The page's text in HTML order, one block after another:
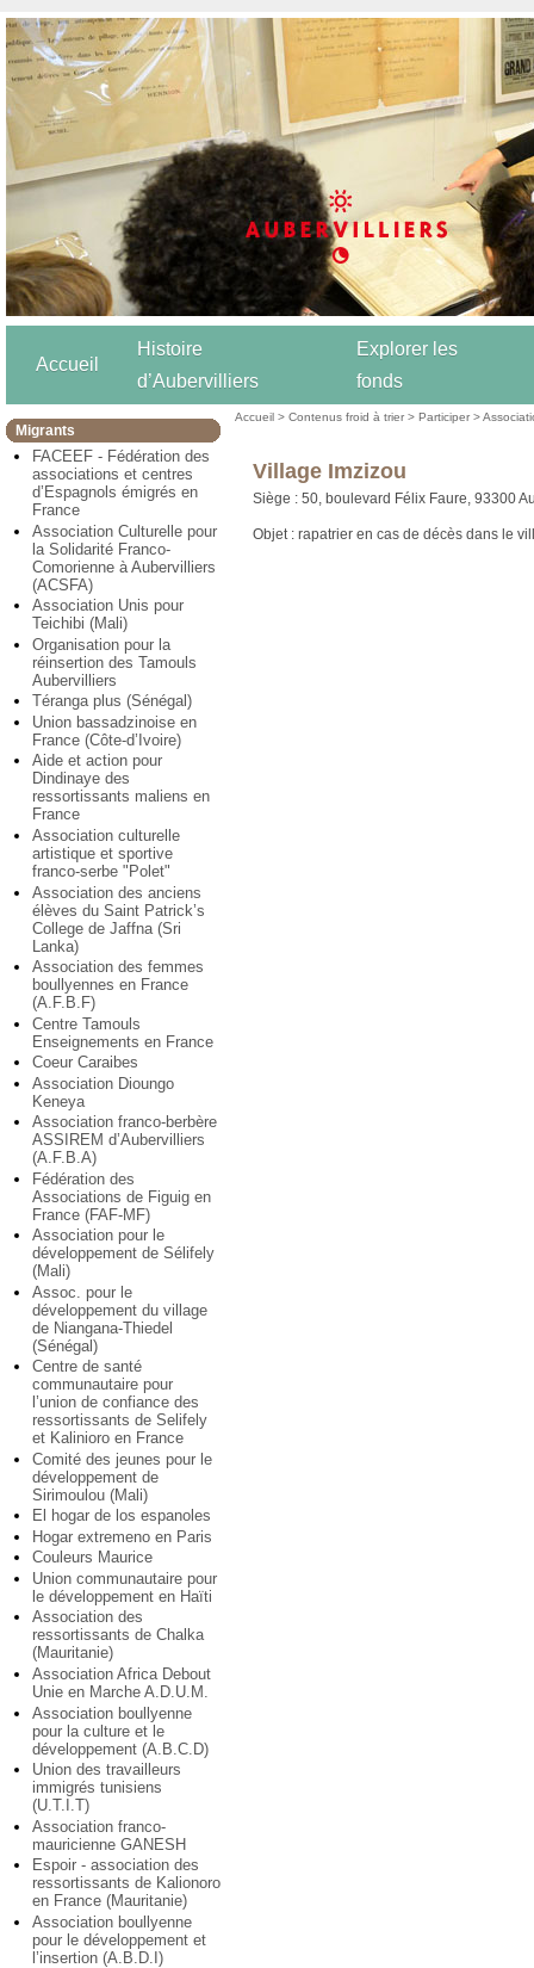
Accueil
Histoire
d’Aubervilliers
Explorer les
fonds
Migrants
FACEEF - Fédération des
associations et centres
d’Espagnols émigrés en
France
Association Culturelle pour
la Solidarité Franco-
Comorienne à Aubervilliers
(ACSFA)
Association Unis pour
Teichibi (Mali)
Organisation pour la
réinsertion des Tamouls
Aubervilliers
Téranga plus (Sénégal)
Union bassadzinoise en
France (Côte-d’Ivoire)
Aide et action pour
Dindinaye des
ressortissants maliens en
France
Association culturelle
artistique et sportive
franco-serbe "Polet"
Association des anciens
élèves du Saint Patrick’s
College de Jaffna (Sri
Lanka)
Association des femmes
boullyennes en France
(A.F.B.F)
Centre Tamouls
Enseignements en France
Coeur Caraibes
Association Dioungo
Keneya
Association franco-berbère
ASSIREM d’Aubervilliers
(A.F.B.A)
Fédération des
Associations de Figuig en
France (FAF-MF)
Association pour le
développement de Sélifely
(Mali)
Assoc. pour le
développement du village
de Niangana-Thiedel
(Sénégal)
Centre de santé
communautaire pour
l’union de confiance des
ressortissants de Selifely
et Kalinioro en France
Comité des jeunes pour le
développement de
Sirimoulou (Mali)
El hogar de los espanoles
Hogar extremeno en Paris
Couleurs Maurice
Union communautaire pour
le développement en Haïti
Association des
ressortissants de Chalka
(Mauritanie)
Association Africa Debout
Unie en Marche A.D.U.M.
Association boullyenne
pour la culture et le
développement (A.B.C.D)
Union des travailleurs
immigrés tunisiens
(U.T.I.T)
Association franco-
mauricienne GANESH
Espoir - association des
ressortissants de Kalionoro
en France (Mauritanie)
Association boullyenne
pour le développement et
l’insertion (A.B.D.I)
Accueil >Contenus froid à trier >Participer >
Village Imzizou
Siège : 50, boulevard Félix Faure, 93300
Objet : rapatrier en cas de décès dans le